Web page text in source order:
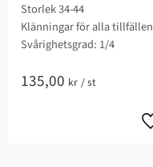
Storlek 34-44
Klänningar för alla tillfällen
Svårighetsgrad: 1/4
135,00 kr /st